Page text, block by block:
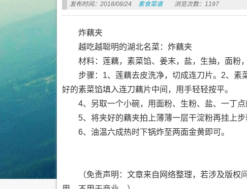
发布时间：2018/08/24 素食菜谱 浏览次数：1197
炸藕夹
越吃越聪明的湖北名菜：炸藕夹
材料：莲藕，素菜馅、姜末，盐，生抽，面粉
步骤：1、莲藕去皮洗净，切成连刀片。2、
好的素菜馅填入连刀藕片中间，用手轻轻按平。
4、另取一个小碗，用面粉、生粉、盐、一丁点
5、将夹好的藕夹拍上薄薄一层干淀粉再挂上步
6、油温六成热时下锅炸至两面金黄即可。
（免责声明：文章来自网络整理，若涉及版